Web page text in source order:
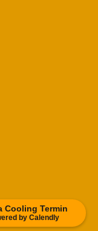
Cooling Termin
by Calendly